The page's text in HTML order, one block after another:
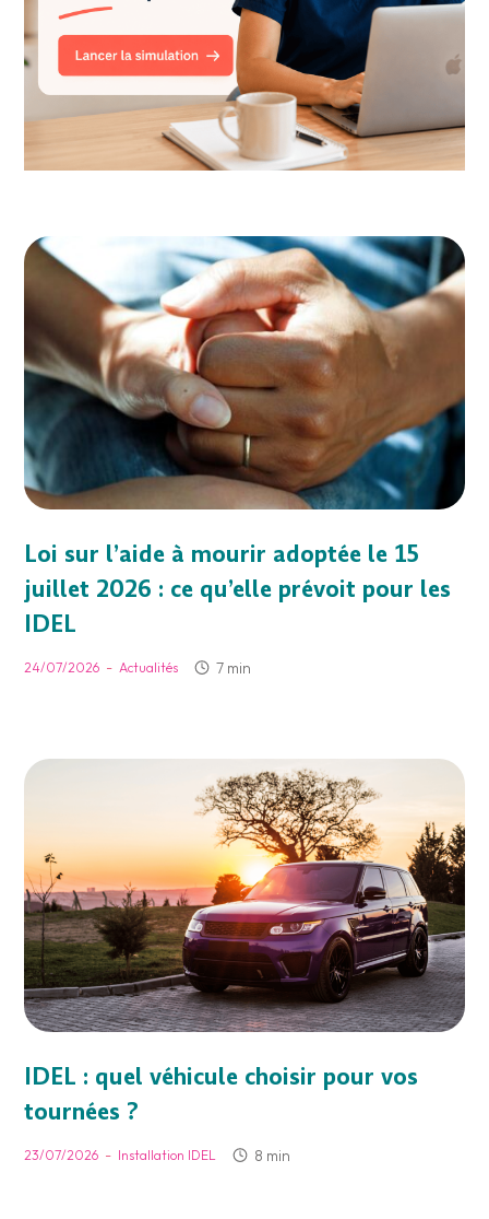
Loi sur l’aide à mourir adoptée le 15
juillet 2026 : ce qu’elle prévoit pour les
IDEL
24/07/2026 - Actualités 7 min
IDEL : quel véhicule choisir pour vos
tournées ?
23/07/2026 - Installation IDEL 8 min